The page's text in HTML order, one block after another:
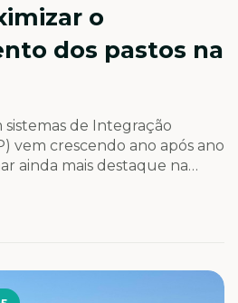
o
dos pastos na
de Integração
vem crescendo ano após ano
ainda mais destaque na
marcado pelo